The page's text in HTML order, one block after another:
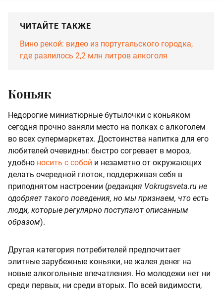
ЧИТАЙТЕ ТАКЖЕ
Вино рекой: видео из португальского городка,
где разлилось 2,2 млн литров алкоголя
Коньяк
Недорогие миниатюрные бутылочки с коньяком
сегодня прочно заняли место на полках с алкоголем
во всех супермаркетах. Достоинства напитка для его
любителей очевидны: быстро согревает в мороз,
удобно носить с собой и незаметно от окружающих
делать очередной глоток, поддерживая себя в
приподнятом настроении (редакция Vokrugsveta.ru не
одобряет такого поведения, но мы признаем, что есть
люди, которые регулярно поступают описанным
образом).
Другая категория потребителей предпочитает
элитные зарубежные коньяки, не жалея денег на
новые алкогольные впечатления. Но молодежи нет ни
среди первых, ни среди вторых. По всей видимости,